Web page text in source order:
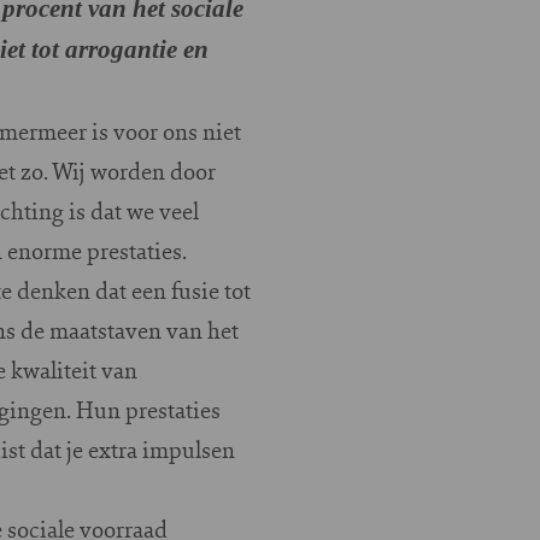
van het sociale
tot arrogantie en
is voor ons niet
zo. Wij worden door
is dat we veel
prestaties.
denken dat een fusie tot
de maatstaven van het
kwaliteit van
Hun prestaties
dat je extra impulsen
voorraad